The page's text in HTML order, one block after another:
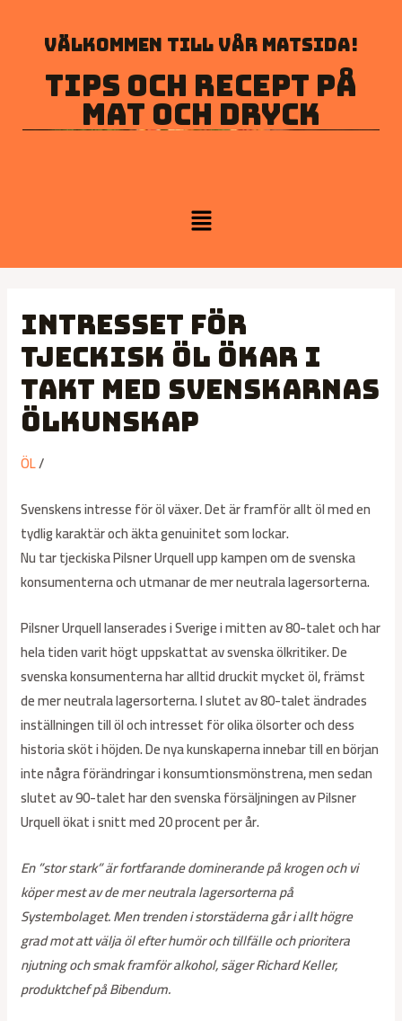
Välkommen till vår matsida!
Tips och recept på
mat och dryck
Intresset för
tjeckisk öl ökar i
takt med svenskarnas
ölkunskap
ÖL/
Svenskens intresse för öl växer. Det är framför allt öl med en
tydlig karaktär och äkta genuinitet som lockar.
Nu tar tjeckiska Pilsner Urquell upp kampen om de svenska
konsumenterna och utmanar de mer neutrala lagersorterna.
Pilsner Urquell lanserades i Sverige i mitten av 80-talet och har
hela tiden varit högt uppskattat av svenska ölkritiker. De
svenska konsumenterna har alltid druckit mycket öl, främst
de mer neutrala lagersorterna. I slutet av 80-talet ändrades
inställningen till öl och intresset för olika ölsorter och dess
historia sköt i höjden. De nya kunskaperna innebar till en början
inte några förändringar i konsumtionsmönstrena, men sedan
slutet av 90-talet har den svenska försäljningen av Pilsner
Urquell ökat i snitt med 20 procent per år.
En ”stor stark” är fortfarande dominerande på krogen och vi
köper mest av de mer neutrala lagersorterna på
Systembolaget. Men trenden i storstäderna går i allt högre
grad mot att välja öl efter humör och tillfälle och prioritera
njutning och smak framför alkohol, säger Richard Keller,
produktchef på Bibendum.